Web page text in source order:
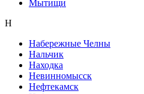
Мытищи
Н
Набережные Челны
Нальчик
Находка
Невинномысск
Нефтекамск